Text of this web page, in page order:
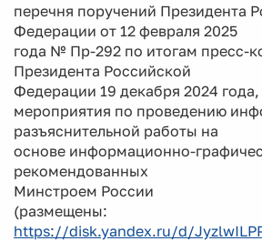
перечня поручений Президента
Федерации от 12 февраля 2025
года № Пр-292 по итогам пресс-
Президента Российской
Федерации 19 декабря 2024
мероприятия по проведению
разъяснительной работы на
основе информационно-
рекомендованных
Минстроем России
(размещены:
https://disk.yandex.ru/d/